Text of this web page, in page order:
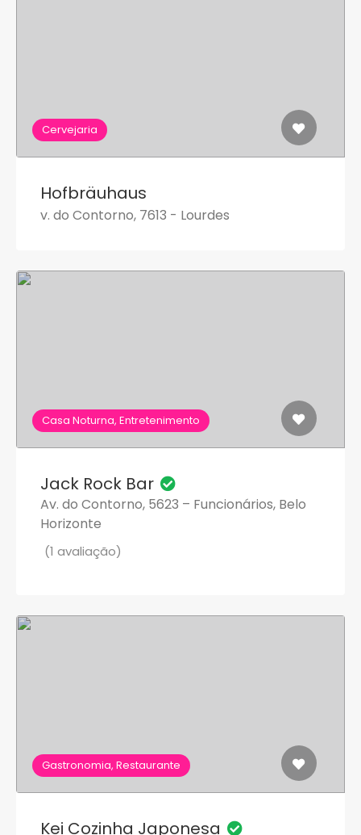
Cervejaria
Hofbräuhaus
v. do Contorno, 7613 - Lourdes
Casa Noturna, Entretenimento
Jack Rock Bar
Av. do Contorno, 5623 – Funcionários, Belo
Horizonte
(1 avaliação)
Gastronomia, Restaurante
Kei Cozinha Japonesa